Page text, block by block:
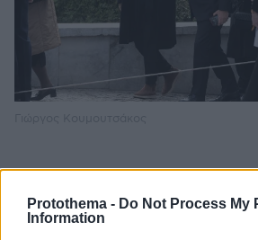
Protothema - Do Not Process My
Information